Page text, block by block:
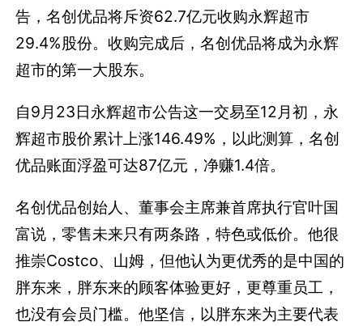
告，名创优品将斥资62.7亿元收购永辉超市
29.4%股份。收购完成后，名创优品将成为永辉
超市的第一大股东。
自9月23日永辉超市公告这一交易至12月初，永
辉超市股价累计上涨146.49%，以此测算，名创
优品账面浮盈可达87亿元，净赚1.4倍。
名创优品创始人、董事会主席兼首席执行官叶国
富说，零售未来只有两条路，特色或低价。他很
推崇Costco、山姆，但他认为更优秀的是中国的
胖东来，胖东来的顾客体验更好，更尊重员工，
也没有会员门槛。他坚信，以胖东来为主要代表